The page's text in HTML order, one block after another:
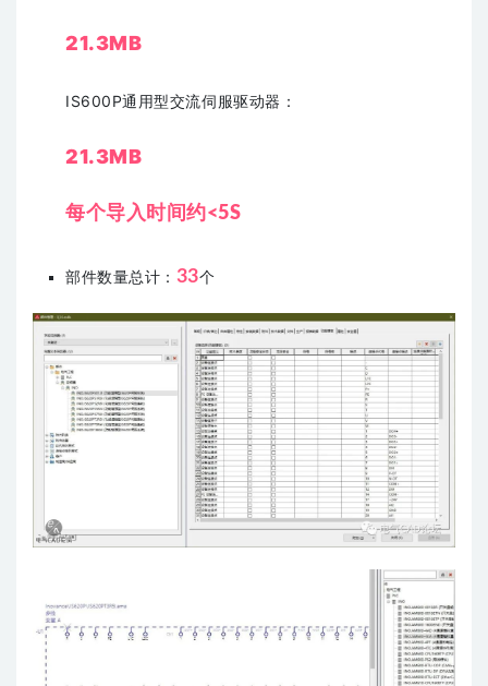
21.3MB
IS600P通用型交流伺服驱动器：
21.3MB
每个导入时间约<5S
部件数量总计： 33个